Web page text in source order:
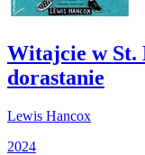
Witajcie w St.
dorastanie
Lewis Hancox
2024